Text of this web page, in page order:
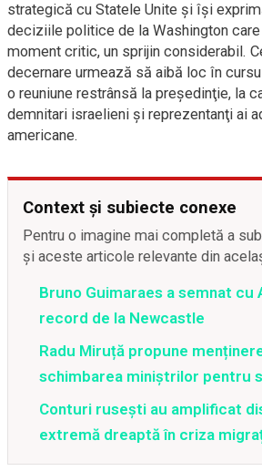
strategică cu Statele Unite şi îşi
deciziile politice de la Washington care
moment critic, un sprijin considerabil.
decernare urmează să aibă loc în
o reuniune restrânsă la preşedinţie, la
demnitari israelieni şi reprezentanţi ai
americane.
Context și subiecte conexe
Pentru o imagine mai completă a
și aceste articole relevante din
Bruno Guimaraes a semnat cu
record de la Newcastle
Radu Miruță propune
schimbarea miniștrilor pentru
Conturi rusești au amplificat
extremă dreaptă în criza